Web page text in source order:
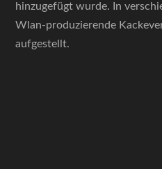
hinzugefügt wurde. In
Wlan-produzierende
aufgestellt.